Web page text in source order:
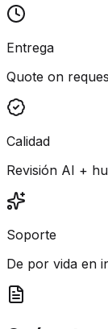
Entrega
Quote on
Calidad
Revisión AI +
Soporte
De por vida en